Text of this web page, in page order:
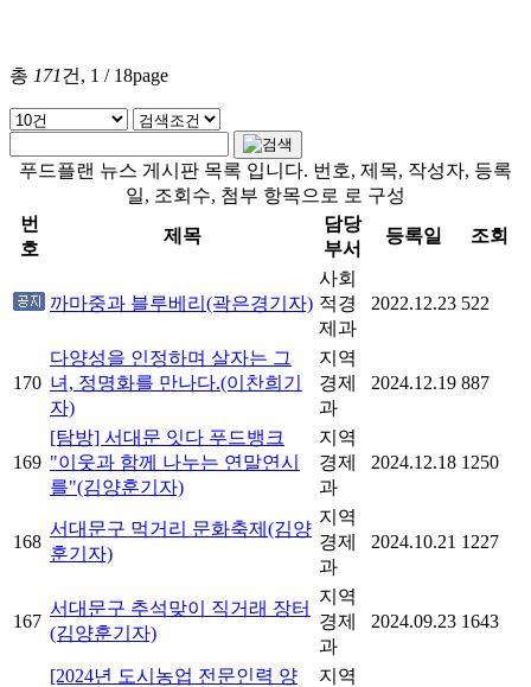
총 171건, 1 / 18page
푸드플랜 뉴스 게시판 목록 입니다. 번호, 제목, 작성자, 등록
일, 조회수, 첨부 항목으로 로 구성
번
호
제목
담당
부서
등록일 조회
까마중과 블루베리(곽은경기자)
사회
적경
제과
2022.12.23 522
170
다양성을 인정하며 살자는 그
녀, 정명화를 만나다.(이찬희기
자)
지역
경제
과
2024.12.19 887
169
[탐방] 서대문 잇다 푸드뱅크
"이웃과 함께 나누는 연말연시
를"(김양훈기자)
지역
경제
과
2024.12.18 1250
168
서대문구 먹거리 문화축제(김양
훈기자)
지역
경제
과
2024.10.21 1227
167
서대문구 추석맞이 직거래 장터
(김양훈기자)
지역
경제
과
2024.09.23 1643
[2024년 도시농업 전문인력 양
지역